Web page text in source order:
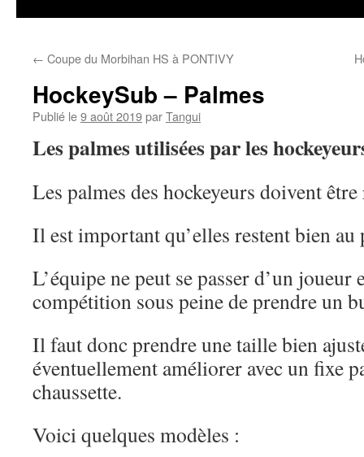
← Coupe du Morbihan HS à PONTIVY
HockeySub – Palmes
Publié le9 août 2019parTangui
Les palmes utilisées par les
Les palmes des hockeyeurs doivent
Il est important qu’elles restent bien au
L’équipe ne peut se passer d’un joueur
compétition sous peine de prendre un
Il faut donc prendre une taille bien
éventuellement améliorer avec un fixe
chaussette.
Voici quelques modèles :